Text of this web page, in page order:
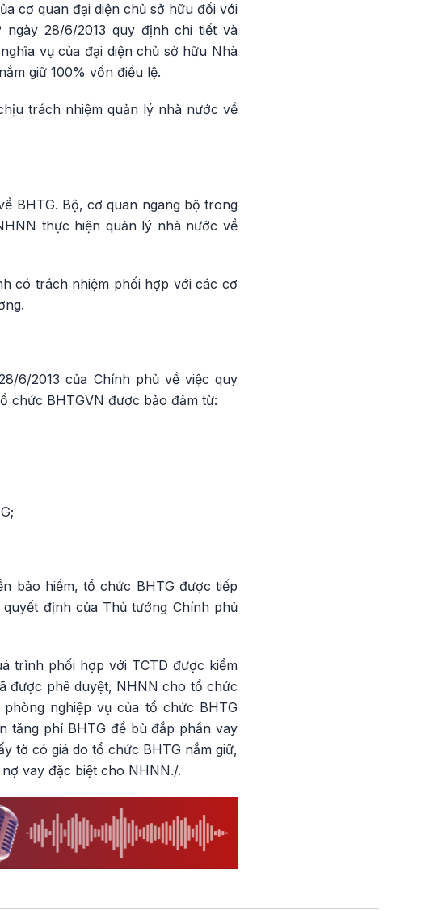
cơ quan đại diện chủ sở hữu đối với
28/6/2013 quy định chi tiết và
vụ của đại diện chủ sở hữu Nhà
giữ 100% vốn điều lệ.
trách nhiệm quản lý nhà nước về
BHTG. Bộ, cơ quan ngang bộ trong
thực hiện quản lý nhà nước về
có trách nhiệm phối hợp với các cơ
6/2013 của Chính phủ về việc quy
chức BHTGVN được bảo đảm từ:
bảo hiểm, tổ chức BHTG được tiếp
định của Thủ tướng Chính phủ
trình phối hợp với TCTD được kiểm
được phê duyệt, NHNN cho tổ chức
nghiệp vụ của tổ chức BHTG
tăng phí BHTG để bù đắp phần vay
tờ có giá do tổ chức BHTG nắm giữ,
vay đặc biệt cho NHNN./.